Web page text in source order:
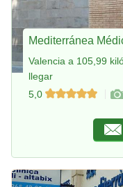
Mediterránea
Valencia a 105,99
llegar
5,0